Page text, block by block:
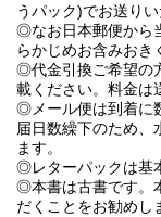
うパック)でお送り
◎なお日本郵便から
らかじめお含みおき
◎代金引換ご希望の
載ください。料金は
◎メール便は到着に
届日数繰下のため、
ます。
◎レターパックは基
◎本書は古書です。
だくことをお勧めし